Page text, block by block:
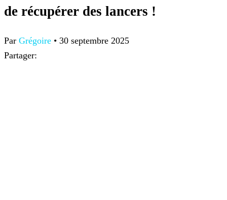
de récupérer des lancers !
Par Grégoire • 30 septembre 2025
Partager: